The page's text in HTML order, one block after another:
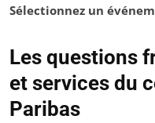
Sélectionnez un
Les questions
et services du
Paribas